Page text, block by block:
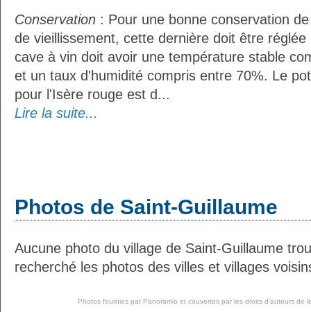
Conservation : Pour une bonne conservation
de vieillissement, cette dernière doit être réglée
cave à vin doit avoir une température stable
et un taux d'humidité compris entre 70%. Le
pour l'Isère rouge est d...
Lire la suite...
Photos de Saint-Guillaume
Aucune photo du village de Saint-Guillaume
recherché les photos des villes et villages
Photos fournies par Panoramio et couvertes par les droits d'auteurs de